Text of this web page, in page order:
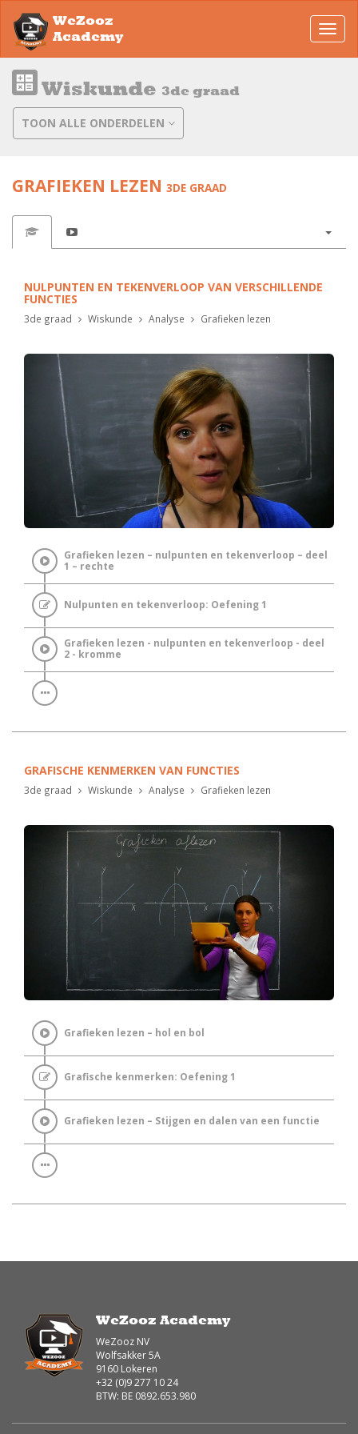
WeZooz
Academy
Wiskunde 3de graad
TOON ALLE ONDERDELEN
GRAFIEKEN LEZEN 3DE GRAAD
NULPUNTEN EN TEKENVERLOOP VAN VERSCHILLENDE
FUNCTIES
3de graad Wiskunde Analyse Grafieken lezen
Grafieken lezen – nulpunten en tekenverloop – deel
1 – rechte
Nulpunten en tekenverloop: Oefening 1
Grafieken lezen - nulpunten en tekenverloop - deel
2 - kromme
GRAFISCHE KENMERKEN VAN FUNCTIES
3de graad Wiskunde Analyse Grafieken lezen
Grafieken lezen – hol en bol
Grafische kenmerken: Oefening 1
Grafieken lezen – Stijgen en dalen van een functie
WeZooz Academy
WeZooz NV
Wolfsakker 5A
9160 Lokeren
+32 (0)9 277 10 24
BTW: BE 0892.653.980